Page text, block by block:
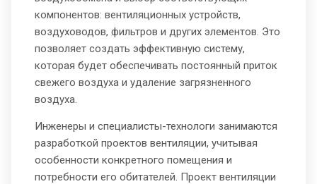
компонентов: вентиляционных устройств,
воздуховодов, фильтров и других элементов. Это
позволяет создать эффективную систему,
которая будет обеспечивать постоянный приток
свежего воздуха и удаление загрязненного
воздуха.
Инженеры и специалисты-технологи занимаются
разработкой проектов вентиляции, учитывая
особенности конкретного помещения и
потребности его обитателей. Проект вентиляции